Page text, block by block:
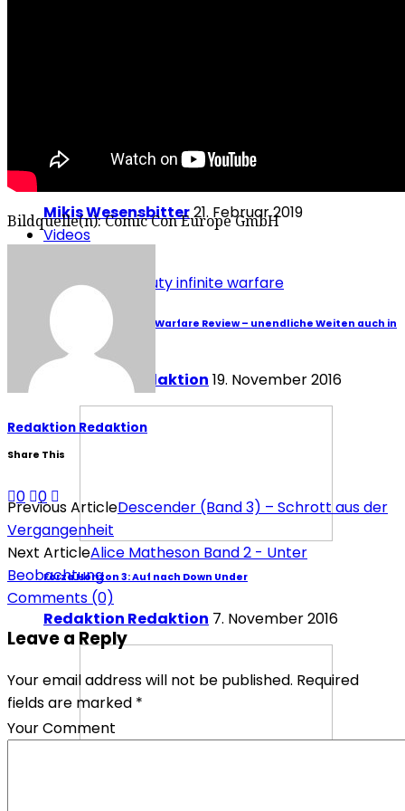
DIE AGM KINO-TIPPS & VERLOSUNG
Mikis Wesensbitter21. Februar 2019
Videos
Call of Duty: Infinite Warfare Review – unendliche Weiten auch in
PSVR
Redaktion Redaktion 19. November 2016
Forza Horizon 3: Auf nach Down Under
Redaktion Redaktion 7. November 2016
Bildquelle(n): Comic Con Europe GmbH
Redaktion Redaktion
Share This
0 0
Previous ArticleDescender (Band 3) – Schrott aus der
Vergangenheit
Next ArticleAlice Matheson Band 2 - Unter
Beobachtung
Comments (0)
Leave a Reply
Your email address will not be published. Required
fields are marked *
Your Comment